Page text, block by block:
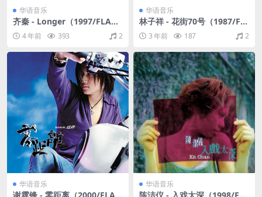
华语音乐
齐秦 - Longer（1997/FLAC/
分轨/241M）
4 年前 393 2
华语音乐
林子祥 - 花街70号（1987/FL
AC/分轨/284M）
3 年前 187 2
华语音乐 华语音乐